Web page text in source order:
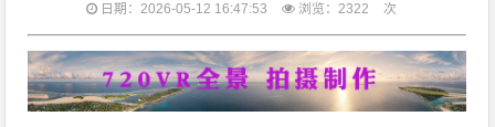
日期：2026-05-12 16:47:53 浏览：2322 次